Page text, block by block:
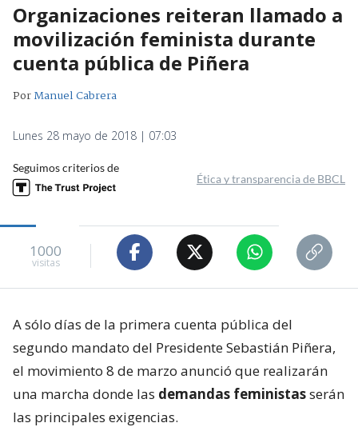
Organizaciones reiteran llamado a
movilización feminista durante
cuenta pública de Piñera
PorManuel Cabrera
Lunes 28 mayo de 2018 | 07:03
Seguimos criterios de
Ética y transparencia de BBCL
1000
visitas
A sólo días de la primera cuenta pública del
segundo mandato del Presidente Sebastián Piñera,
el movimiento 8 de marzo anunció que realizarán
una marcha donde las demandas feministasserán
las principales exigencias.